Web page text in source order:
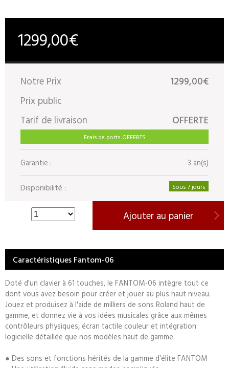
1299,00€
Notre Prix
1299,00€
Prix public
Tarif de livraison
OFFERTE
Frais de ports OFFERTS
Garantie : 3 an(s)
Disponibilité : Sous 7 jours
Ajouter au panier
Caractéristiques Fantom-06
Doté d'un clavier à 61 touches, le FANTOM-06 intègre tout ce
dont vous avez besoin pour créer et jouer au plus haut niveau.
Jouez et produisez à l'aide de milliers de sons Roland haut de
gamme, et donnez vie à vos idées musicales grâce aux mêmes
contrôleurs physiques, écran tactile couleur et intégration
logicielle détaillée que nos modèles haut de gamme.
● Des sons et fonctions hérités de la gamme d'élite FANTOM